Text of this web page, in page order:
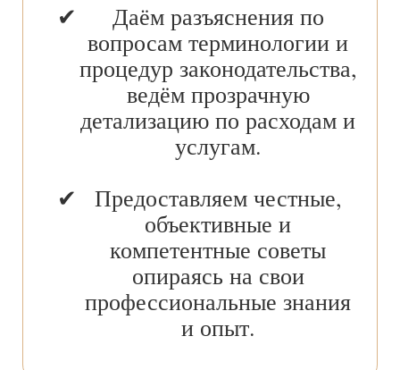
Даём разъяснения по
вопросам терминологии и
процедур законодательства,
ведём прозрачную
детализацию по расходам и
услугам.
Предоставляем честные,
объективные и
компетентные советы
опираясь на свои
профессиональные знания
и опыт.